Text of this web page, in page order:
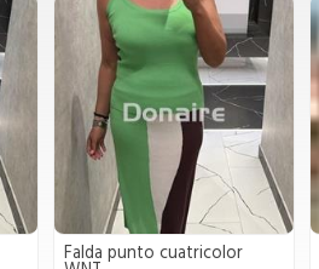
cuatricolor Falda vaquera Goa